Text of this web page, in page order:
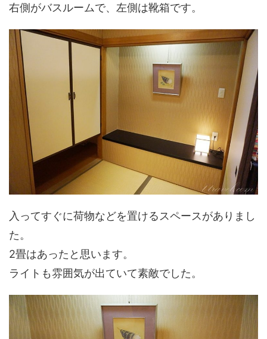
右側がバスルームで、左側は靴箱です。
入ってすぐに荷物などを置けるスペースがありまし
た。
2畳はあったと思います。
ライトも雰囲気が出ていて素敵でした。